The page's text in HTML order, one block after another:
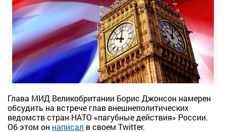
Глава МИД Великобритании Борис Джонсон намерен
обсудить на встрече глав внешнеполитических
ведомств стран НАТО «пагубные действия» России.
Об этом он написал в своем Twitter.